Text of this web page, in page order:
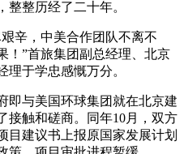
整整历经了二十年。
辛，中美合作团队不离不
！”首旅集团副总经理、北京
于学忠感慨万分。
与美国环球集团就在北京建
接触和磋商。同年10月，双方
目建议书上报原国家发展计划